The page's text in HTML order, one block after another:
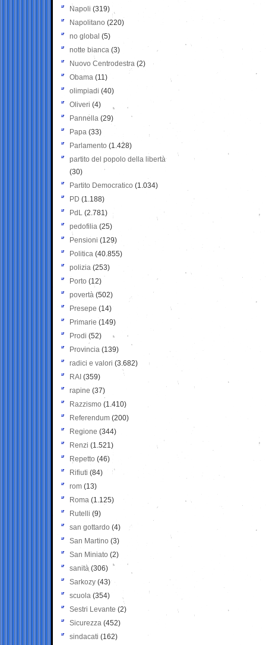
Napoli (319)
Napolitano (220)
no global (5)
notte bianca (3)
Nuovo Centrodestra (2)
Obama (11)
olimpiadi (40)
Oliveri (4)
Pannella (29)
Papa (33)
Parlamento (1.428)
partito del popolo della libertà
(30)
Partito Democratico (1.034)
PD (1.188)
PdL (2.781)
pedofilia (25)
Pensioni (129)
Politica (40.855)
polizia (253)
Porto (12)
povertà (502)
Presepe (14)
Primarie (149)
Prodi (52)
Provincia (139)
radici e valori (3.682)
RAI (359)
rapine (37)
Razzismo (1.410)
Referendum (200)
Regione (344)
Renzi (1.521)
Repetto (46)
Rifiuti (84)
rom (13)
Roma (1.125)
Rutelli (9)
san gottardo (4)
San Martino (3)
San Miniato (2)
sanità (306)
Sarkozy (43)
scuola (354)
Sestri Levante (2)
Sicurezza (452)
sindacati (162)